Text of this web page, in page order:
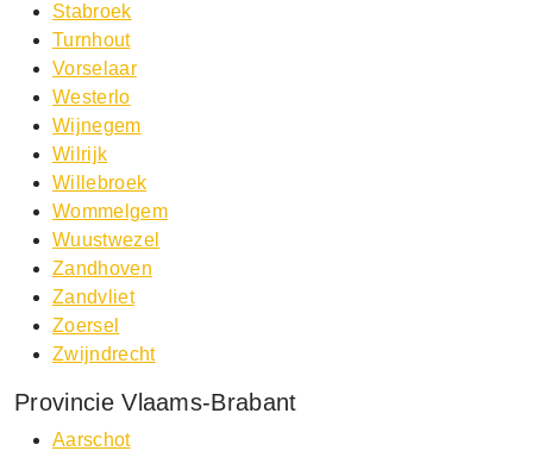
Stabroek
Turnhout
Vorselaar
Westerlo
Wijnegem
Wilrijk
Willebroek
Wommelgem
Wuustwezel
Zandhoven
Zandvliet
Zoersel
Zwijndrecht
Provincie Vlaams-Brabant
Aarschot